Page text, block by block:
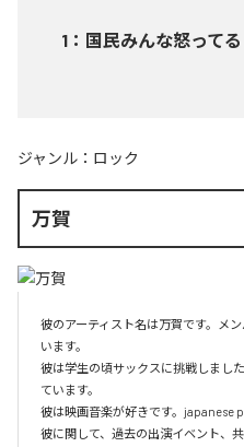
1 ： 国民みんな怒ってる
ジャンル： ロック
万賀
彼のアーティスト名は万賀です。メ
います。
彼は学生の頃サックスに挑戦しまし
ています。
彼は映画音楽が好きです。japanese
彼に関して、過去の出演イベント、